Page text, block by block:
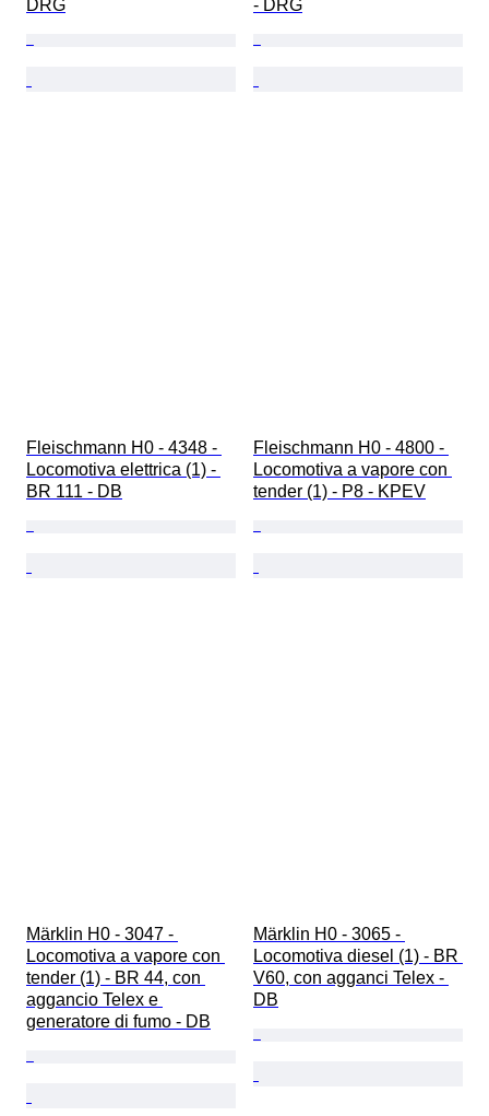
DRG - DRG
Fleischmann H0 - 4348 -
Locomotiva elettrica (1) -
BR 111 - DB
Fleischmann H0 - 4800 -
Locomotiva a vapore con
tender (1) - P8 - KPEV
Märklin H0 - 3047 -
Locomotiva a vapore con
tender (1) - BR 44, con
aggancio Telex e
generatore di fumo - DB
Märklin H0 - 3065 -
Locomotiva diesel (1) - BR
V60, con agganci Telex -
DB